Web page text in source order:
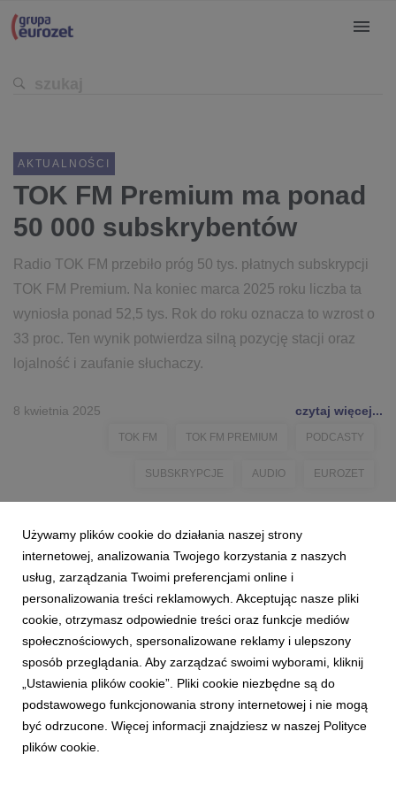
AKTUALNOŚCI
TOK FM Premium ma ponad
50 000 subskrybentów
Radio TOK FM przebiło próg 50 tys. płatnych subskrypcji
TOK FM Premium. Na koniec marca 2025 roku liczba ta
wyniosła ponad 52,5 tys. Rok do roku oznacza to wzrost o
33 proc. Ten wynik potwierdza silną pozycję stacji oraz
lojalność i zaufanie słuchaczy.
8 kwietnia 2025 czytaj więcej...
TOK FM TOK FM PREMIUM PODCASTY
SUBSKRYPCJE AUDIO EUROZET
Używamy plików cookie do działania naszej strony
internetowej, analizowania Twojego korzystania z naszych
usług, zarządzania Twoimi preferencjami online i
personalizowania treści reklamowych. Akceptując nasze pliki
cookie, otrzymasz odpowiednie treści oraz funkcje mediów
społecznościowych, spersonalizowane reklamy i ulepszony
sposób przeglądania. Aby zarządzać swoimi wyborami, kliknij
„Ustawienia plików cookie”. Pliki cookie niezbędne są do
podstawowego funkcjonowania strony internetowej i nie mogą
być odrzucone. Więcej informacji znajdziesz w naszej Polityce
plików cookie.